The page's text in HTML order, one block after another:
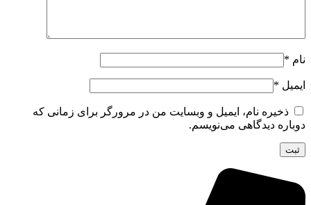
نام *
ایمیل *
ذخیره نام، ایمیل و وبسایت من در مرورگر برای زمانی که
دوباره دیدگاهی می‌نویسم.